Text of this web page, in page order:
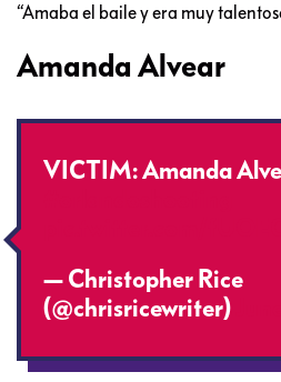
“Amaba el baile y era muy
Amanda Alvear
VICTIM: Amanda
— Christopher Rice
(@chrisricewriter)